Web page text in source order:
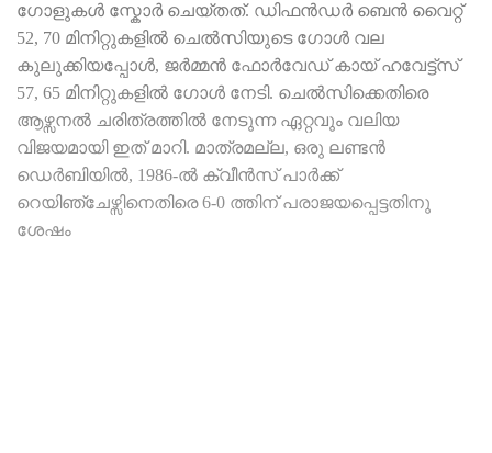
ഗോളുകൾ സ്കോർ ചെയ്തത്. ഡിഫൻഡർ ബെൻ വൈറ്റ്
52, 70 മിനിറ്റുകളിൽ ചെൽസിയുടെ ഗോൾ വല
കുലുക്കിയപ്പോൾ, ജർമ്മൻ ഫോർവേഡ് കായ് ഹവേട്ട്സ്
57, 65 മിനിറ്റുകളിൽ ഗോൾ നേടി. ചെൽസിക്കെതിരെ
ആഴ്സനൽ ചരിത്രത്തിൽ നേടുന്ന ഏറ്റവും വലിയ
വിജയമായി ഇത് മാറി. മാത്രമല്ല, ഒരു ലണ്ടൻ
ഡെർബിയിൽ, 1986-ൽ ക്വീൻസ് പാർക്ക്
റെയിഞ്ചേഴ്സിനെതിരെ 6-0 ത്തിന് പരാജയപ്പെട്ടതിനു
ശേഷം